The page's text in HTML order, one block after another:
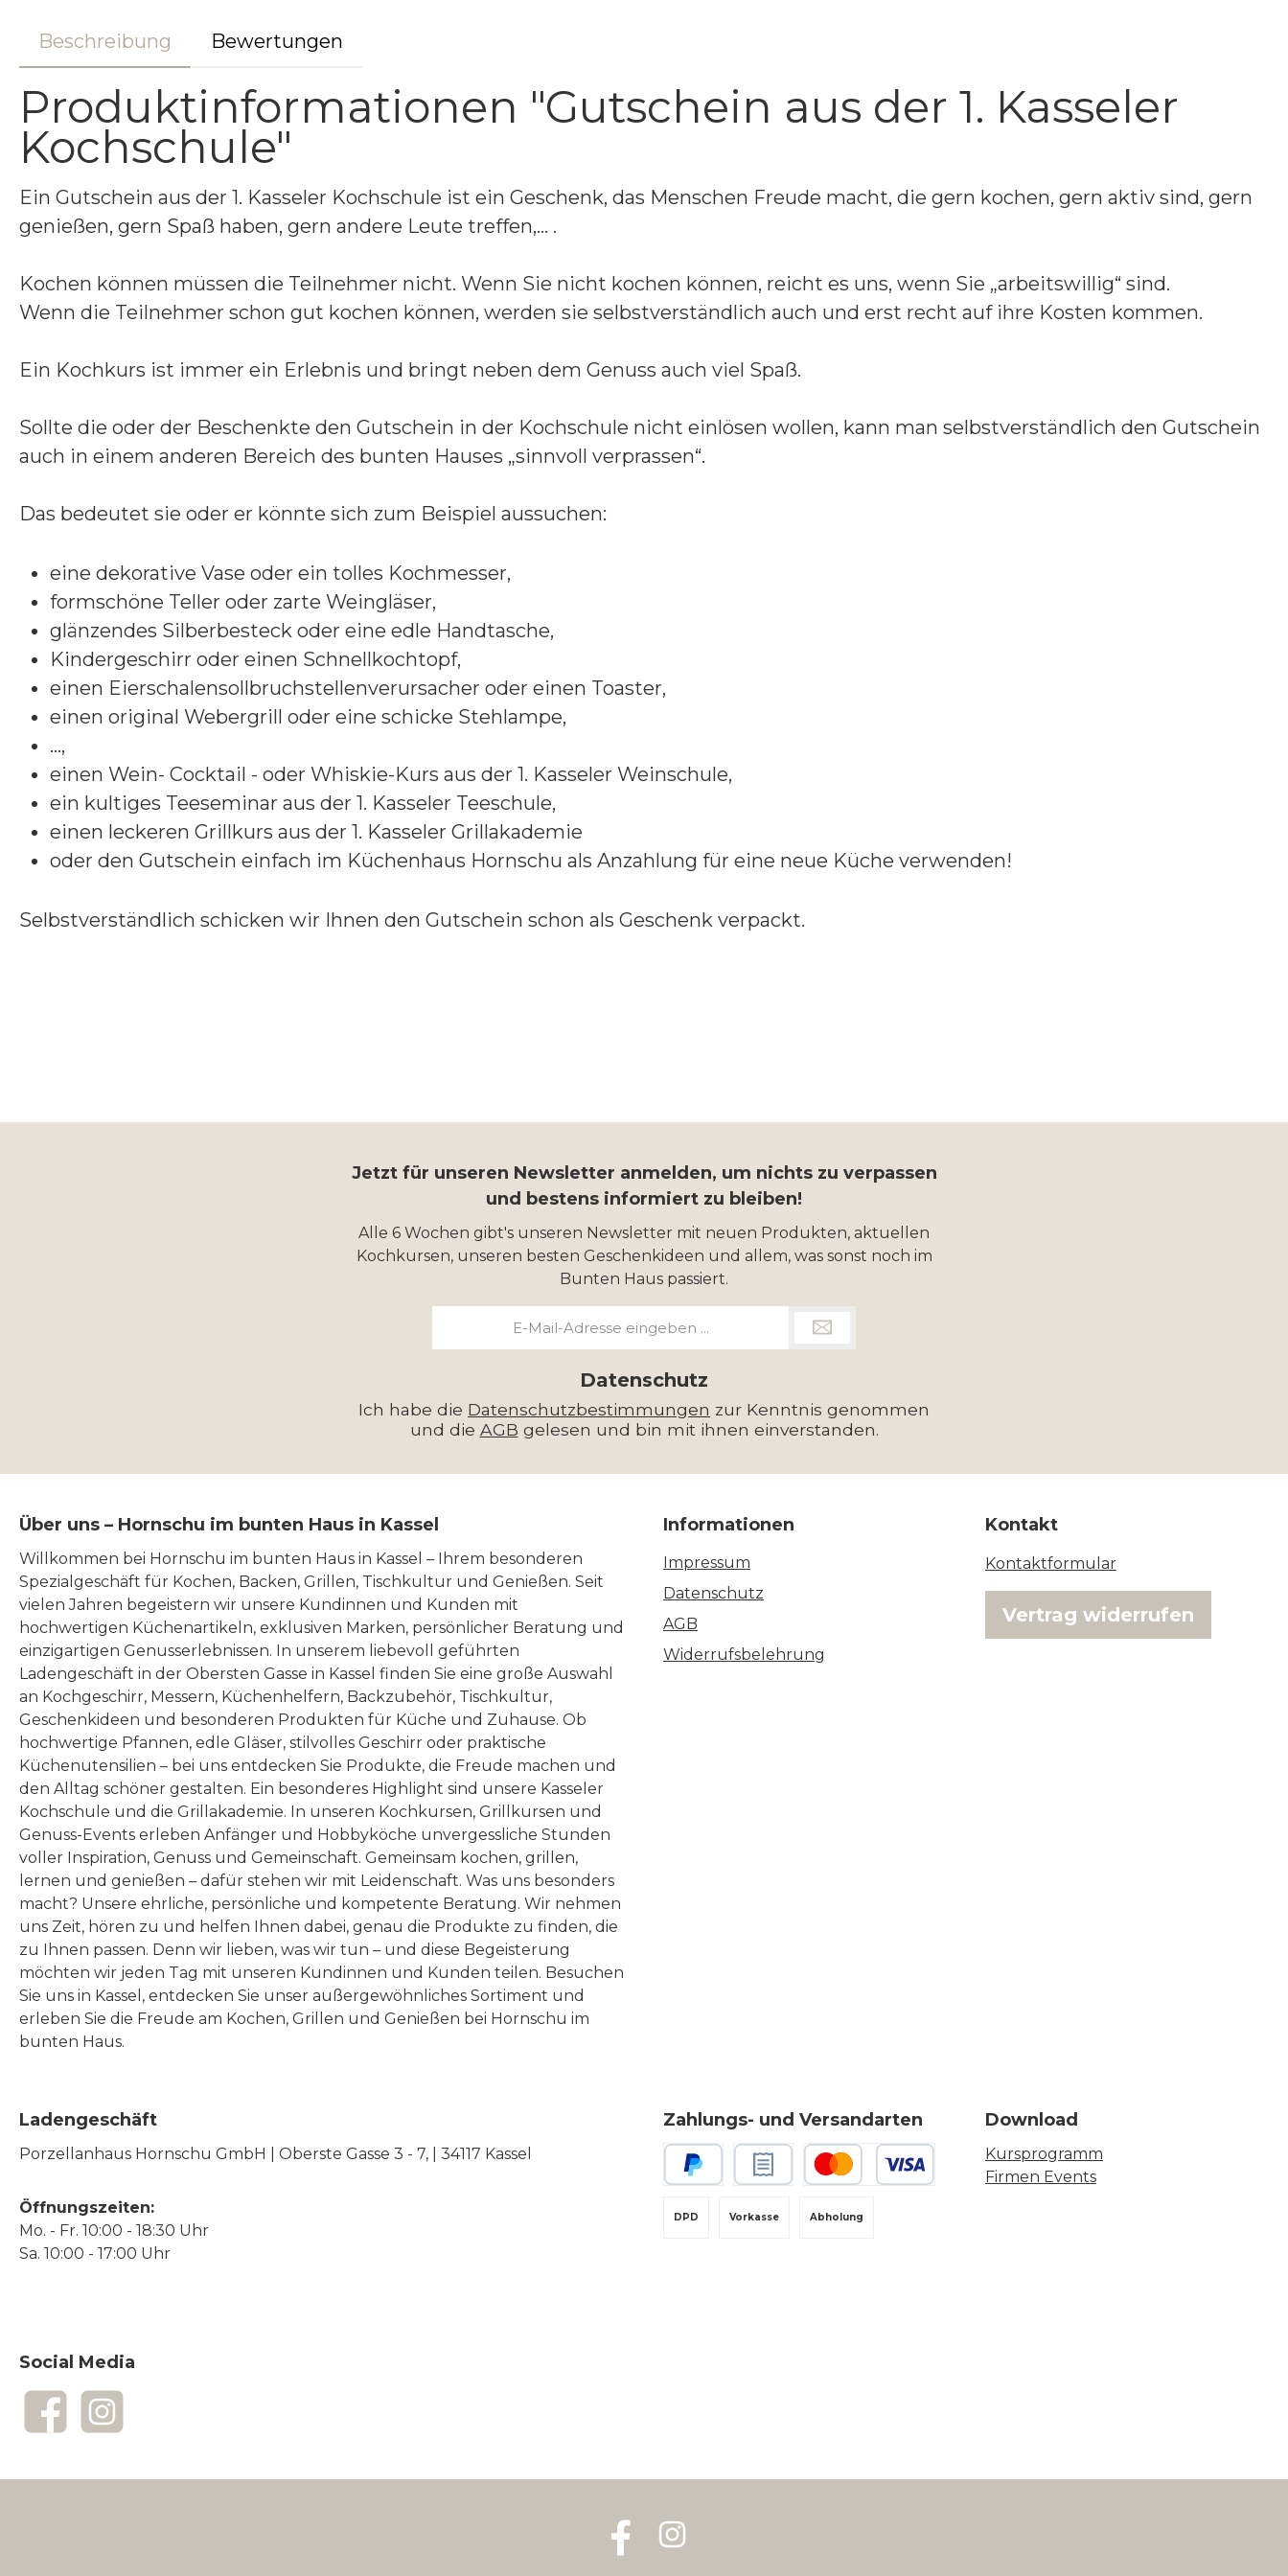
Beschreibung Bewertungen
Produktinformationen "Gutschein aus der 1. Kasseler
Kochschule"
Ein Gutschein aus der 1. Kasseler Kochschule ist ein Geschenk, das Menschen Freude macht, die gern kochen, gern aktiv sind, gern
genießen, gern Spaß haben, gern andere Leute treffen,… .
Kochen können müssen die Teilnehmer nicht. Wenn Sie nicht kochen können, reicht es uns, wenn Sie „arbeitswillig“ sind.
Wenn die Teilnehmer schon gut kochen können, werden sie selbstverständlich auch und erst recht auf ihre Kosten kommen.
Ein Kochkurs ist immer ein Erlebnis und bringt neben dem Genuss auch viel Spaß.
Sollte die oder der Beschenkte den Gutschein in der Kochschule nicht einlösen wollen, kann man selbstverständlich den Gutschein
auch in einem anderen Bereich des bunten Hauses „sinnvoll verprassen“.
Das bedeutet sie oder er könnte sich zum Beispiel aussuchen:
eine dekorative Vase oder ein tolles Kochmesser,
formschöne Teller oder zarte Weingläser,
glänzendes Silberbesteck oder eine edle Handtasche,
Kindergeschirr oder einen Schnellkochtopf,
einen Eierschalensollbruchstellenverursacher oder einen Toaster,
einen original Webergrill oder eine schicke Stehlampe,
…,
einen Wein- Cocktail - oder Whiskie-Kurs aus der 1. Kasseler Weinschule,
ein kultiges Teeseminar aus der 1. Kasseler Teeschule,
einen leckeren Grillkurs aus der 1. Kasseler Grillakademie
oder den Gutschein einfach im Küchenhaus Hornschu als Anzahlung für eine neue Küche verwenden!
Selbstverständlich schicken wir Ihnen den Gutschein schon als Geschenk verpackt.
Jetzt für unseren Newsletter anmelden, um nichts zu verpassen
und bestens informiert zu bleiben!
Alle 6 Wochen gibt's unseren Newsletter mit neuen Produkten, aktuellen
Kochkursen, unseren besten Geschenkideen und allem, was sonst noch im
Bunten Haus passiert.
Datenschutz
Ich habe die Datenschutzbestimmungen zur Kenntnis genommen
und die AGB gelesen und bin mit ihnen einverstanden.
Über uns – Hornschu im bunten Haus in Kassel
Willkommen bei Hornschu im bunten Haus in Kassel – Ihrem besonderen
Spezialgeschäft für Kochen, Backen, Grillen, Tischkultur und Genießen. Seit
vielen Jahren begeistern wir unsere Kundinnen und Kunden mit
hochwertigen Küchenartikeln, exklusiven Marken, persönlicher Beratung und
einzigartigen Genusserlebnissen. In unserem liebevoll geführten
Ladengeschäft in der Obersten Gasse in Kassel finden Sie eine große Auswahl
an Kochgeschirr, Messern, Küchenhelfern, Backzubehör, Tischkultur,
Geschenkideen und besonderen Produkten für Küche und Zuhause. Ob
hochwertige Pfannen, edle Gläser, stilvolles Geschirr oder praktische
Küchenutensilien – bei uns entdecken Sie Produkte, die Freude machen und
den Alltag schöner gestalten. Ein besonderes Highlight sind unsere Kasseler
Kochschule und die Grillakademie. In unseren Kochkursen, Grillkursen und
Genuss-Events erleben Anfänger und Hobbyköche unvergessliche Stunden
voller Inspiration, Genuss und Gemeinschaft. Gemeinsam kochen, grillen,
lernen und genießen – dafür stehen wir mit Leidenschaft. Was uns besonders
macht? Unsere ehrliche, persönliche und kompetente Beratung. Wir nehmen
uns Zeit, hören zu und helfen Ihnen dabei, genau die Produkte zu finden, die
zu Ihnen passen. Denn wir lieben, was wir tun – und diese Begeisterung
möchten wir jeden Tag mit unseren Kundinnen und Kunden teilen. Besuchen
Sie uns in Kassel, entdecken Sie unser außergewöhnliches Sortiment und
erleben Sie die Freude am Kochen, Grillen und Genießen bei Hornschu im
bunten Haus.
Informationen
Impressum
Datenschutz
AGB
Widerrufsbelehrung
Kontakt
Kontaktformular
Vertrag widerrufen
Ladengeschäft
Porzellanhaus Hornschu GmbH | Oberste Gasse 3 - 7, | 34117 Kassel
Öffnungszeiten:
Mo. - Fr. 10:00 - 18:30 Uhr
Sa. 10:00 - 17:00 Uhr
Zahlungs- und Versandarten
Vorkasse
DPD Abholung
Download
Kursprogramm
Firmen Events
Social Media
FacebookInstagram
FacebookInstagram